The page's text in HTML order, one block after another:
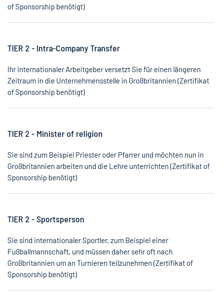
of Sponsorship benötigt)
TIER 2 - Intra-Company Transfer
Ihr internationaler Arbeitgeber versetzt Sie für einen längeren
Zeitraum in die Unternehmensstelle in Großbritannien (Zertifikat
of Sponsorship benötigt)
TIER 2 - Minister of religion
Sie sind zum Beispiel Priester oder Pfarrer und möchten nun in
Großbritannien arbeiten und die Lehre unterrichten (Zertifikat of
Sponsorship benötigt)
TIER 2 - Sportsperson
Sie sind internationaler Sportler, zum Beispiel einer
Fußballmannschaft, und müssen daher sehr oft nach
Großbritannien um an Turnieren teilzunehmen (Zertifikat of
Sponsorship benötigt)